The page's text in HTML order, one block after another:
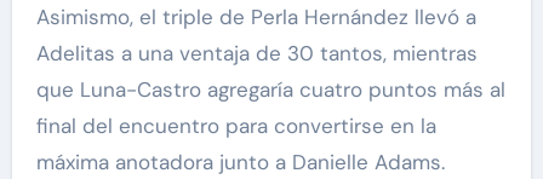
Asimismo, el triple de Perla Hernández llevó a
Adelitas a una ventaja de 30 tantos, mientras
que Luna-Castro agregaría cuatro puntos más al
final del encuentro para convertirse en la
máxima anotadora junto a Danielle Adams.